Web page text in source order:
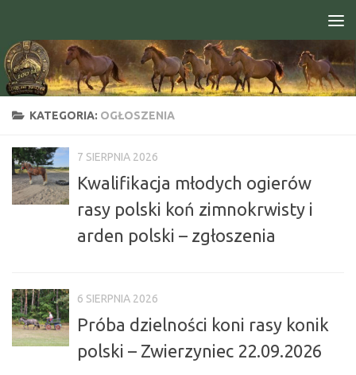
Open toolbar
KATEGORIA: OGŁOSZENIA
7 SIERPNIA 2026
Kwalifikacja młodych ogierów
rasy polski koń zimnokrwisty i
arden polski – zgłoszenia
6 SIERPNIA 2026
Próba dzielności koni rasy konik
polski – Zwierzyniec 22.09.2026